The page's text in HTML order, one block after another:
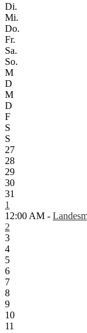
Di.
Mi.
Do.
Fr.
Sa.
So.
M
D
M
D
F
S
S
27
28
29
30
31
1
12:00 AM -
2
3
4
5
6
7
8
9
10
11